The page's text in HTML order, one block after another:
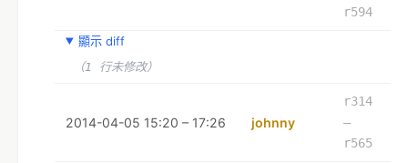
r594
顯示 diff
（1 行未修改）
2014-04-05 15:20 – 17:26 johnny
r314
–
r565